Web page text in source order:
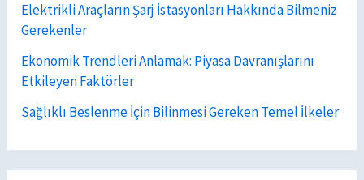
Elektrikli Araçların Şarj İstasyonları Hakkında Bilmeniz
Gerekenler
Ekonomik Trendleri Anlamak: Piyasa Davranışlarını
Etkileyen Faktörler
Sağlıklı Beslenme İçin Bilinmesi Gereken Temel İlkeler